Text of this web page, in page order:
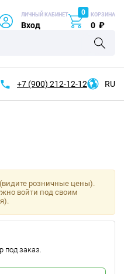
ЛИЧНЫЙ КАБИНЕТ
Вход
0 КОРЗИНА
0 ₽
+7 (900) 212-12-12 RU
розничные цены).
войти под своим
под заказ.